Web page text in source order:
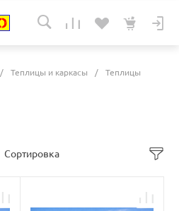
/ Теплицы и каркасы / Теплицы
Сортировка